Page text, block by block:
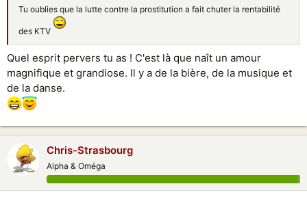
Tu oublies que la lutte contre la prostitution a fait chuter la rentabilité
des KTV
Quel esprit pervers tu as ! C'est là que naît un amour
magnifique et grandiose. Il y a de la bière, de la musique et
de la danse.
Chris-Strasbourg
Alpha & Oméga